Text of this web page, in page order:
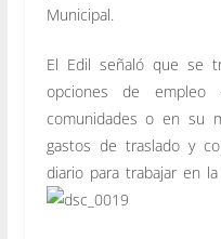
Municipal.
El Edil señaló que se
opciones de
comunidades o en su
gastos de traslado y
diario para trabajar en